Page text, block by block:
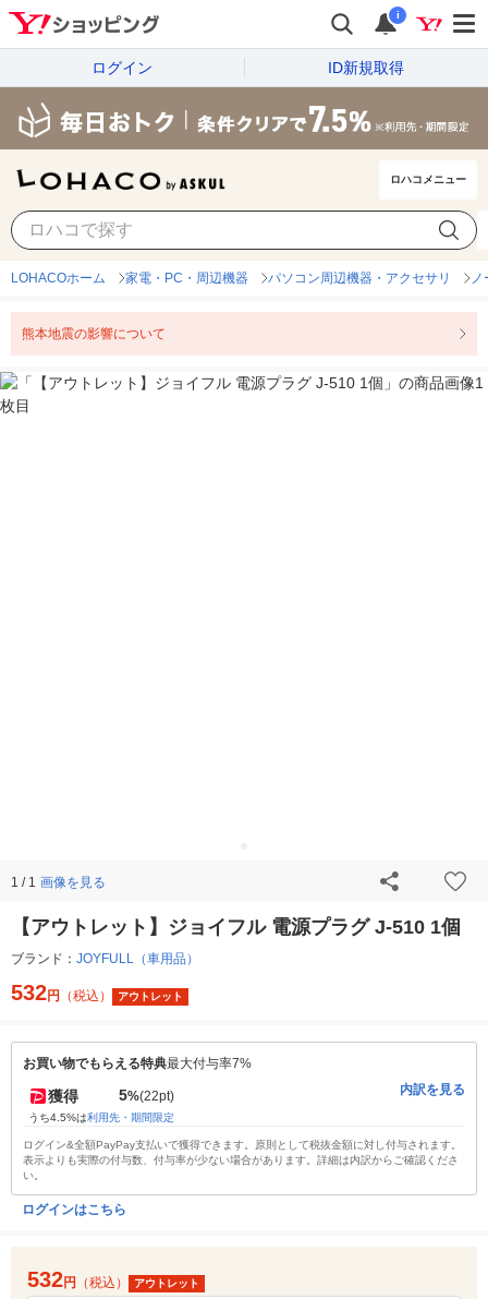
i
ログイン ID新規取得
ロハコメニュー
LOHACOホーム 家電・PC・周辺機器 パソコン周辺機器・アクセサリ
熊本地震の影響について
1 / 1 画像を見る
【アウトレット】ジョイフル 電源プラグ J-510 1個
ブランド： JOYFULL（車用品）
532円 （税込） アウトレット
お買い物でもらえる特典最大付与率7%
獲得 5%(22pt)
うち4.5%は利用先・期間限定
内訳を見る
ログイン&全額PayPay支払いで獲得できます。原則として税抜金額に対し付与されます。
表示よりも実際の付与数、付与率が少ない場合があります。詳細は内訳からご確認くださ
い。
ログインはこちら
532円 （税込） アウトレット